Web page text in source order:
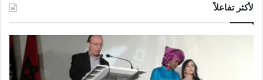
لأكثر تفاعلاً